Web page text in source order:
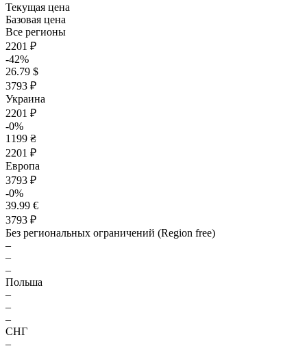
Текущая цена
Базовая цена
Все регионы
2201 ₽
-42%
26.79 $
3793 ₽
Украина
2201 ₽
-0%
1199 ₴
2201 ₽
Европа
3793 ₽
-0%
39.99 €
3793 ₽
Без региональных ограничений (Region free)
–
–
–
Польша
–
–
–
СНГ
–